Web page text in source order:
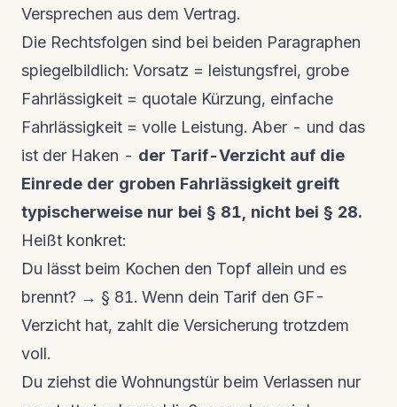
Versprechen aus dem Vertrag.
Die Rechtsfolgen sind bei beiden Paragraphen
spiegelbildlich: Vorsatz = leistungsfrei, grobe
Fahrlässigkeit = quotale Kürzung, einfache
Fahrlässigkeit = volle Leistung. Aber - und das
ist der Haken - der Tarif-Verzicht auf die
Einrede der groben Fahrlässigkeit greift
typischerweise nur bei § 81, nicht bei § 28.
Heißt konkret:
Du lässt beim Kochen den Topf allein und es
brennt? → § 81. Wenn dein Tarif den GF-
Verzicht hat, zahlt die Versicherung trotzdem
voll.
Du ziehst die Wohnungstür beim Verlassen nur